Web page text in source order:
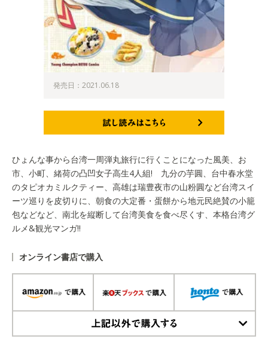
発売日：2021.06.18
ひょんな事から台湾一周弾丸旅行に行くことになった風美、お
市、小町、緒荷の凸凹女子高生4人組! 九分の芋圓、台中春水堂
のタピオカミルクティー、高雄は瑞豊夜市の山粉圓など台湾スイ
ーツ巡りを皮切りに、朝食の大定番・蛋餅から地元民絶賛の小籠
包などなど、南北を縦断して台湾美食を食べ尽くす、本格台湾グ
ルメ&観光マンガ!!
オンライン書店で購入